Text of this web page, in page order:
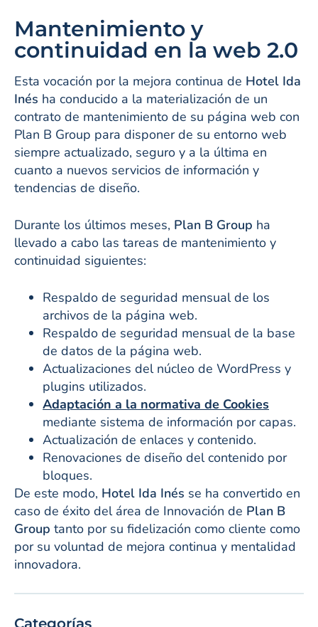
Mantenimiento y
continuidad en la web 2.0
Esta vocación por la mejora continua de Hotel Ida
Inés ha conducido a la materialización de un
contrato de mantenimiento de su página web con
Plan B Group para disponer de su entorno web
siempre actualizado, seguro y a la última en
cuanto a nuevos servicios de información y
tendencias de diseño.
Durante los últimos meses, Plan B Group ha
llevado a cabo las tareas de mantenimiento y
continuidad siguientes:
Respaldo de seguridad mensual de los
archivos de la página web.
Respaldo de seguridad mensual de la base
de datos de la página web.
Actualizaciones del núcleo de WordPress y
plugins utilizados.
Adaptación a la normativa de Cookies
mediante sistema de información por capas.
Actualización de enlaces y contenido.
Renovaciones de diseño del contenido por
bloques.
De este modo, Hotel Ida Inés se ha convertido en
caso de éxito del área de Innovación de Plan B
Group tanto por su fidelización como cliente como
por su voluntad de mejora continua y mentalidad
innovadora.
Categorías